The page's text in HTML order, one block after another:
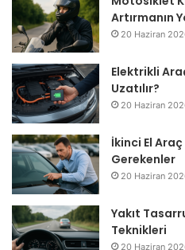
Artırmanın
20 Haziran
Elektrikli
Uzatılır?
20 Haziran
İkinci El
Gerekenler
20 Haziran
Yakıt
Teknikleri
20 Haziran